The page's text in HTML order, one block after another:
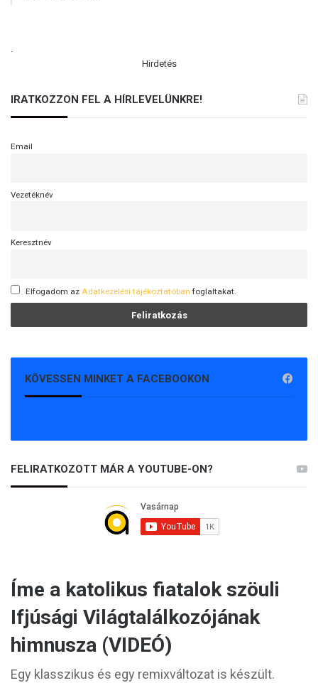
.
Hirdetés
IRATKOZZON FEL A HÍRLEVELÜNKRE!
Email
Vezetéknév
Keresztnév
Elfogadom az Adatkezelési tájékoztatóban foglaltakat.
KÖVESSEN MINKET A FACEBOOKON
FELIRATKOZOTT MÁR A YOUTUBE-ON?